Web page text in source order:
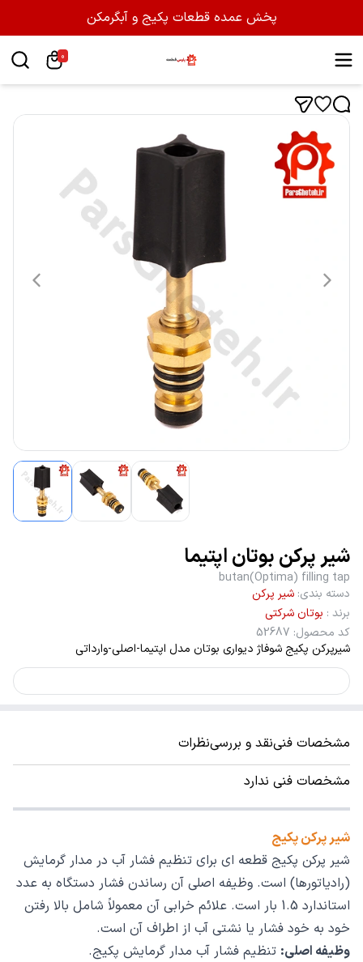
پخش عمده قطعات پکیج و آبگرمکن
0
شیر پرکن بوتان اپتیما
butan(Optima) filling tap
دسته بندی: شیر پرکن
برند : بوتان شرکتی
کد محصول:
52687
شیرپرکن پکیج شوفاژ دیواری بوتان مدل اپتیما-اصلی-وارداتی
مشخصات فنینقد و بررسینظرات
مشخصات فنی ندارد
شیر پرکن پکیج
شیر پرکن پکیج قطعه‌ ای برای تنظیم فشار آب در مدار گرمایش
(رادیاتورها) است. وظیفه اصلی آن رساندن فشار دستگاه به عدد
استاندارد 1.5 بار است. علائم خرابی آن معمولاً شامل بالا رفتن
خود به خود فشار یا نشتی آب از اطراف آن است.
وظیفه اصلی: تنظیم فشار آب مدار گرمایش پکیج.